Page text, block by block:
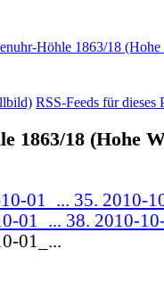
Höhle 1863/18
RSS-Feeds für dieses
1863/18 (Hohe
01_... 35. 2010-
01_... 38. 2010-
01_...